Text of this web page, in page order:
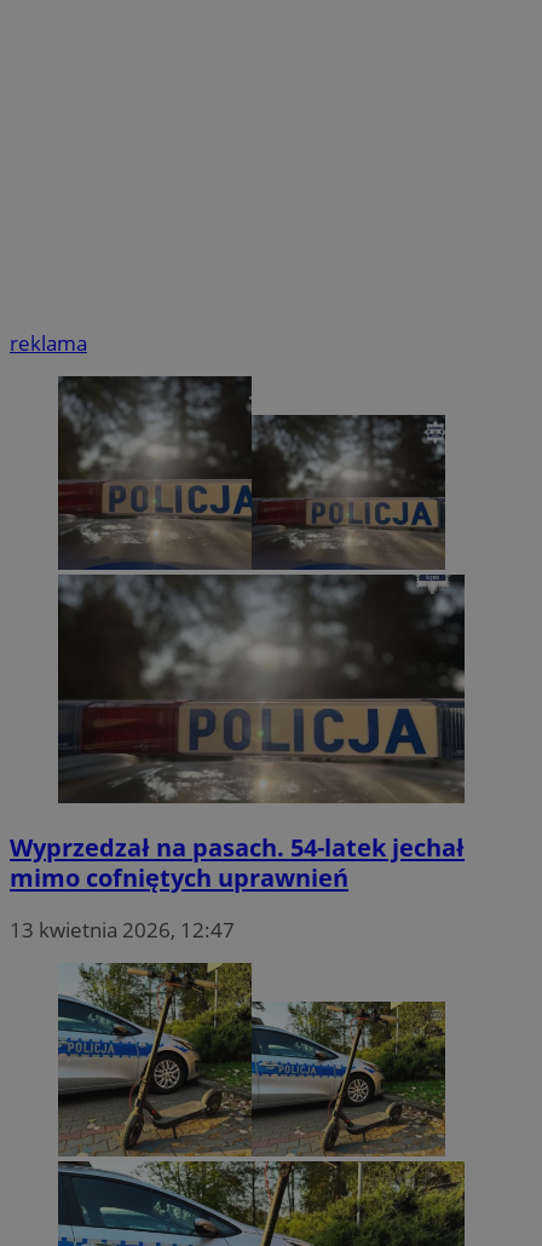
reklama
Wyprzedzał na pasach. 54-latek jechał
mimo cofniętych uprawnień
13 kwietnia 2026, 12:47